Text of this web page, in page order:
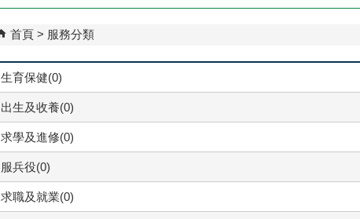
首頁 服務分類
生育保健(0)
出生及收養(0)
求學及進修(0)
服兵役(0)
求職及就業(0)